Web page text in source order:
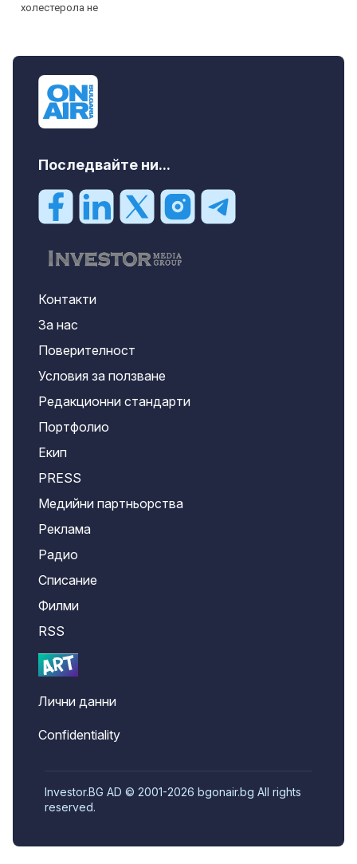
Последвайте ни...
Контакти
За нас
Поверителност
Условия за ползване
Редакционни стандарти
Портфолио
Екип
PRESS
Медийни партньорства
Реклама
Радио
Списание
Филми
RSS
Лични данни
Confidentiality
Investor.BG AD © 2001-2026 bgonair.bg All rights
reserved.